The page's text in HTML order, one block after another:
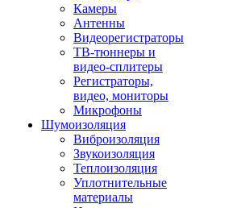
Камеры
Антенны
Видеорегистраторы
ТВ-тюннеры и
видео-сплитеры
Регистраторы,
видео, мониторы
Микрофоны
Шумоизоляция
Виброизоляция
Звукоизоляция
Теплоизоляция
Уплотнительные
материалы